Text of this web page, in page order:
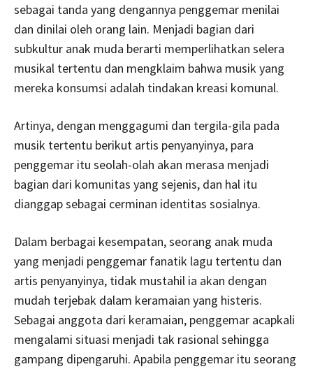
sebagai tanda yang dengannya penggemar menilai
dan dinilai oleh orang lain. Menjadi bagian dari
subkultur anak muda berarti memperlihatkan selera
musikal tertentu dan mengklaim bahwa musik yang
mereka konsumsi adalah tindakan kreasi komunal.
Artinya, dengan menggagumi dan tergila-gila pada
musik tertentu berikut artis penyanyinya, para
penggemar itu seolah-olah akan merasa menjadi
bagian dari komunitas yang sejenis, dan hal itu
dianggap sebagai cerminan identitas sosialnya.
Dalam berbagai kesempatan, seorang anak muda
yang menjadi penggemar fanatik lagu tertentu dan
artis penyanyinya, tidak mustahil ia akan dengan
mudah terjebak dalam keramaian yang histeris.
Sebagai anggota dari keramaian, penggemar acapkali
mengalami situasi menjadi tak rasional sehingga
gampang dipengaruhi. Apabila penggemar itu seorang